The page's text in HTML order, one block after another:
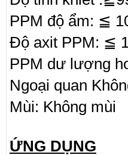
PPM độ ẩm: ≦
Độ axit PPM: ≦
PPM dư lượng
Ngoại quan
Mùi: Không mùi
ỨNG DỤNG